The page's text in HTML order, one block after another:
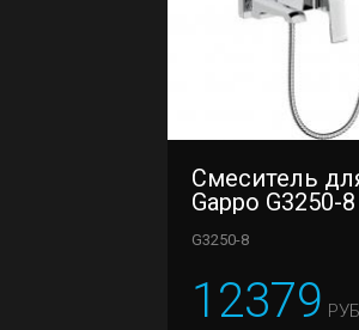
Смеситель
Gappo G3250-8
G3250-8
12379